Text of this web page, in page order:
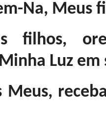
Na, Meus
filhos,
Luz em
Meus,